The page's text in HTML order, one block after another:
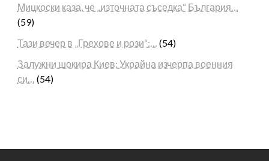
Мицкоски каза, че „източната съседка“ България…
(59)
Тази вечер в „Грехове и рози“:…
(54)
Залужни шокира Киев: Украйна изчерпа военния
си…
(54)